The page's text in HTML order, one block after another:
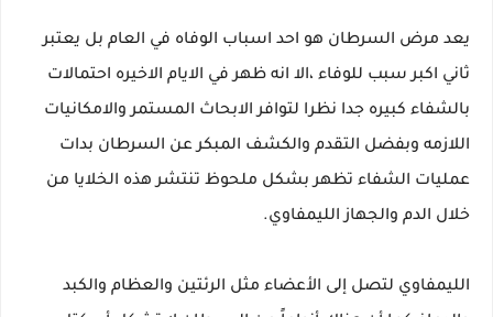
يعد مرض السرطان هو احد اسباب الوفاه في العام بل يعتبر
ثاني اكبر سبب للوفاء ،الا انه ظهر في الايام الاخيره احتمالات
بالشفاء كبيره جدا نظرا لتوافر الابحاث المستمر والامكانيات
اللازمه وبفضل التقدم والكشف المبكر عن السرطان بدات
عمليات الشفاء تظهر بشكل ملحوظ تنتشر هذه الخلايا من
خلال الدم والجهاز الليمفاوي.
الليمفاوي لتصل إلى الأعضاء مثل الرئتين والعظام والكبد